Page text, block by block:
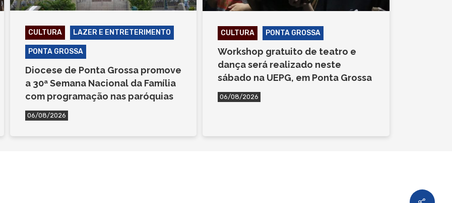
CULTURA LAZER E ENTRETERIMENTO
PONTA GROSSA
Diocese de Ponta Grossa promove
a 30ª Semana Nacional da Família
com programação nas paróquias
06/08/2026
CULTURA PONTA GROSSA
Workshop gratuito de teatro e
dança será realizado neste
sábado na UEPG, em Ponta Grossa
06/08/2026